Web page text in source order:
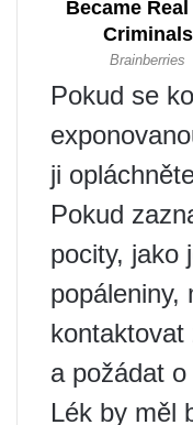
Pokud se
ji
Pokud
pocity, jako
popáleniny,
a požádat
Lék by měl